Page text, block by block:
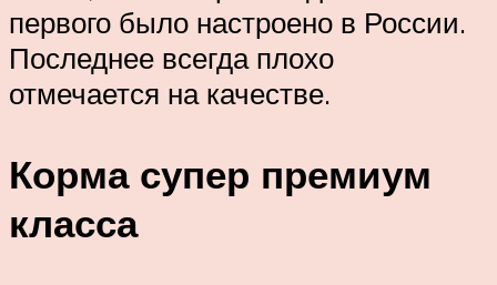
первого было настроено в России.
Последнее всегда плохо
отмечается на качестве.
Корма супер премиум
класса